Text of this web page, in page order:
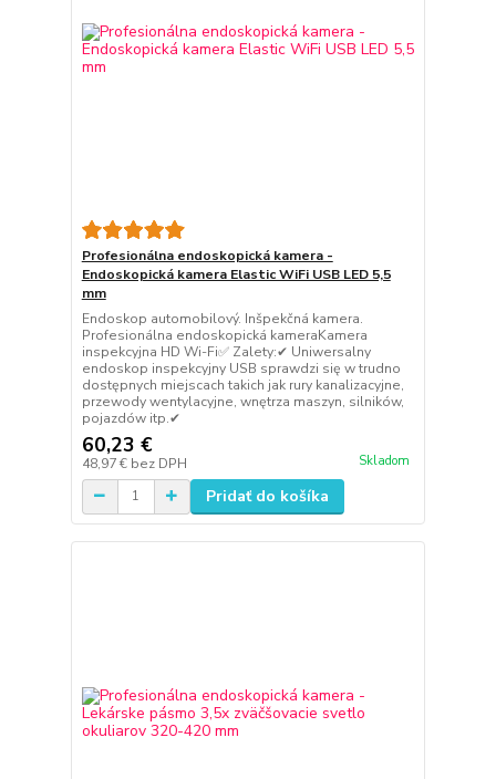
Profesionálna endoskopická kamera -
Endoskopická kamera Elastic WiFi USB LED 5,5
mm
Endoskop automobilový. Inšpekčná kamera.
Profesionálna endoskopická kameraKamera
inspekcyjna HD Wi-Fi✅ Zalety:✔ Uniwersalny
endoskop inspekcyjny USB sprawdzi się w trudno
dostępnych miejscach takich jak rury kanalizacyjne,
przewody wentylacyjne, wnętrza maszyn, silników,
pojazdów itp.✔
60,23 €
48,97 € bez DPH Skladom
Pridať do košíka